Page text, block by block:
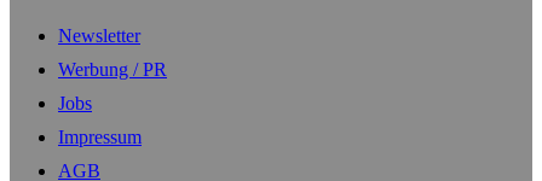
Newsletter
Werbung / PR
Jobs
Impressum
AGB